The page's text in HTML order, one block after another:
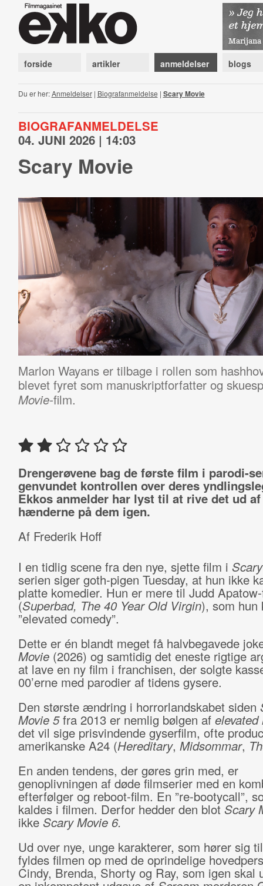
forside artikler anmeldelser blogs
Du er her:Anmeldelser| Biografanmeldelse | Scary Movie
BIOGRAFANMELDELSE
04. JUNI 2026 | 14:03
Scary Movie
Marlon Wayans er tilbage i rollen som
blevet fyret som manuskriptforfatter og
Movie-film.
Drengerøvene bag de første film i parodi-
genvundet kontrollen over deres
Ekkos anmelder har lyst til at rive det ud af
hænderne på dem igen.
Af Frederik Hoff
I en tidlig scene fra den nye, sjette film i
serien siger goth-pigen Tuesday, at hun ikke
platte komedier. Hun er mere til Judd
(Superbad, The 40 Year Old Virgin), som hun
”elevated comedy”.
Dette er én blandt meget få halvbegavede
Movie (2026) og samtidig det eneste rigtige
at lave en ny film i franchisen, der solgte
00’erne med parodier af tidens gysere.
Den største ændring i horrorlandskabet siden
Movie 5fra 2013 er nemlig bølgen af elevated
det vil sige prisvindende gyserfilm, ofte
amerikanske A24 (Hereditary, Midsommar,
En anden tendens, der gøres grin med, er
genoplivningen af døde filmserier med en
efterfølger og reboot-film. En ”re-bootycall”,
kaldes i filmen. Derfor hedder den blot Scary
ikke Scary Movie 6.
Ud over nye, unge karakterer, som hører sig
fyldes filmen op med de oprindelige
Cindy, Brenda, Shorty og Ray, som igen skal